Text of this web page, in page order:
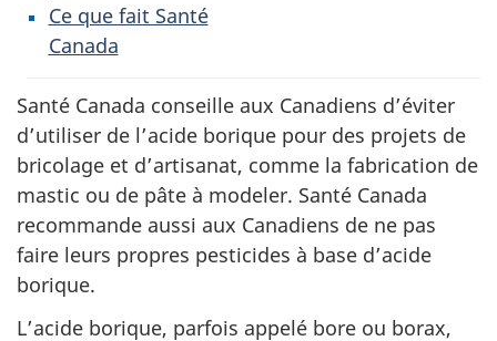
Ce que fait Santé
Canada
Santé Canada conseille aux Canadiens d’éviter
d’utiliser de l’acide borique pour des projets de
bricolage et d’artisanat, comme la fabrication de
mastic ou de pâte à modeler. Santé Canada
recommande aussi aux Canadiens de ne pas
faire leurs propres pesticides à base d’acide
borique.
L’acide borique, parfois appelé bore ou borax,